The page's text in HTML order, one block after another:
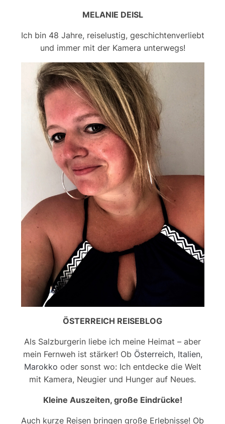
MELANIE DEISL
Ich bin 48 Jahre, reiselustig, geschichtenverliebt
und immer mit der Kamera unterwegs!
ÖSTERREICH REISEBLOG
Als Salzburgerin liebe ich meine Heimat – aber
mein Fernweh ist stärker! Ob Österreich, Italien,
Marokko oder sonst wo: Ich entdecke die Welt
mit Kamera, Neugier und Hunger auf Neues.
Kleine Auszeiten, große Eindrücke!
Auch kurze Reisen bringen große Erlebnisse! Ob